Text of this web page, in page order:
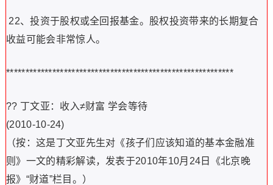
22、投资于股权或全回报基金。股权投资带来的长期复合
收益可能会非常惊人。
***********************************************************
?? 丁文亚：收入≠财富 学会等待
(2010-10-24)
（按：这是丁文亚先生对《孩子们应该知道的基本金融准
则》一文的精彩解读，发表于2010年10月24日《北京晚
报》“财道”栏目。）